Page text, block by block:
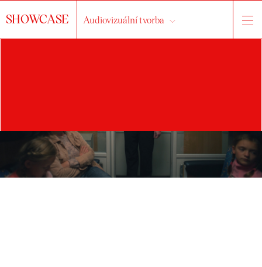
SHOWCASE Audiovizuální tvorba